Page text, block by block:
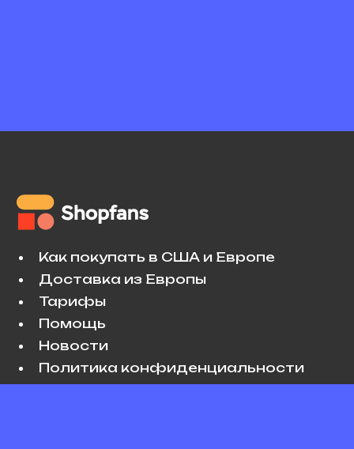
Как покупать в США и Европе
Доставка из Европы
Тарифы
Помощь
Новости
Политика конфиденциальности